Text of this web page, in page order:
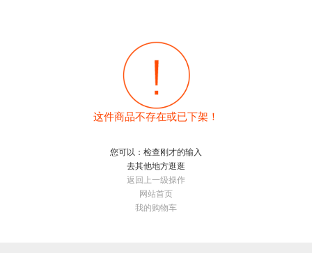
这件商品不存在或已下架！
您可以：检查刚才的输入
去其他地方逛逛
返回上一级操作
网站首页
我的购物车